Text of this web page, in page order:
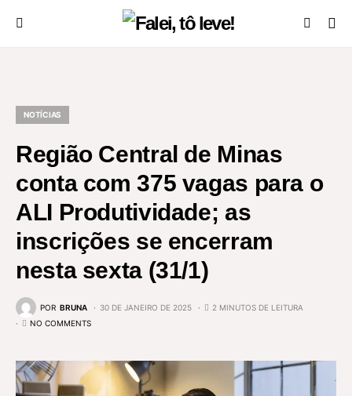
NOTÍCIAS
Região Central de Minas
conta com 375 vagas para o
ALI Produtividade; as
inscrições se encerram
nesta sexta (31/1)
POR BRUNA 30 DE JANEIRO DE 2025
2 MINUTOS DE LEITURA
NO COMMENTS